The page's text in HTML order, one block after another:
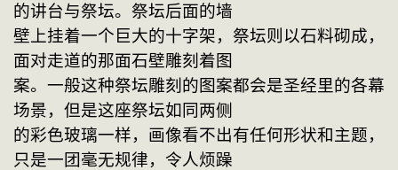
的讲台与祭坛。祭坛后面的墙
壁上挂着一个巨大的十字架，祭坛则以石料砌成，
面对走道的那面石壁雕刻着图
案。一般这种祭坛雕刻的图案都会是圣经里的各幕
场景，但是这座祭坛如同两侧
的彩色玻璃一样，画像看不出有任何形状和主题，
只是一团毫无规律，令人烦躁